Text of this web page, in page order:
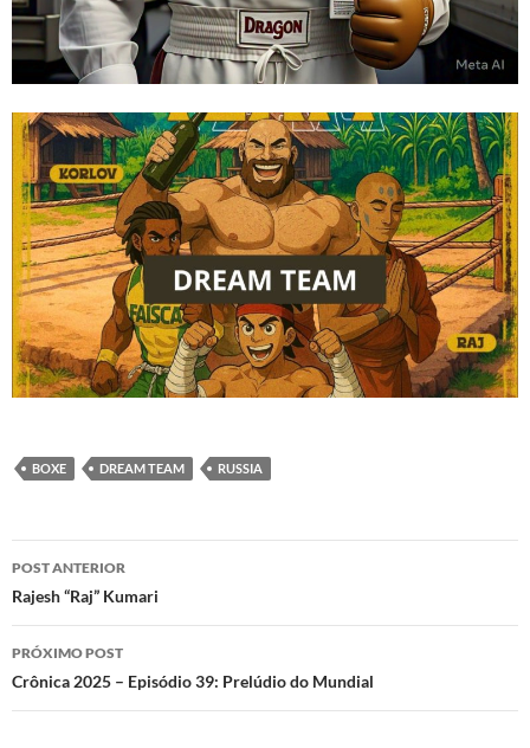
BOXE DREAM TEAM RUSSIA
Navegação
de
posts
POST ANTERIOR
Rajesh “Raj” Kumari
PRÓXIMO POST
Crônica 2025 – Episódio 39: Prelúdio do Mundial